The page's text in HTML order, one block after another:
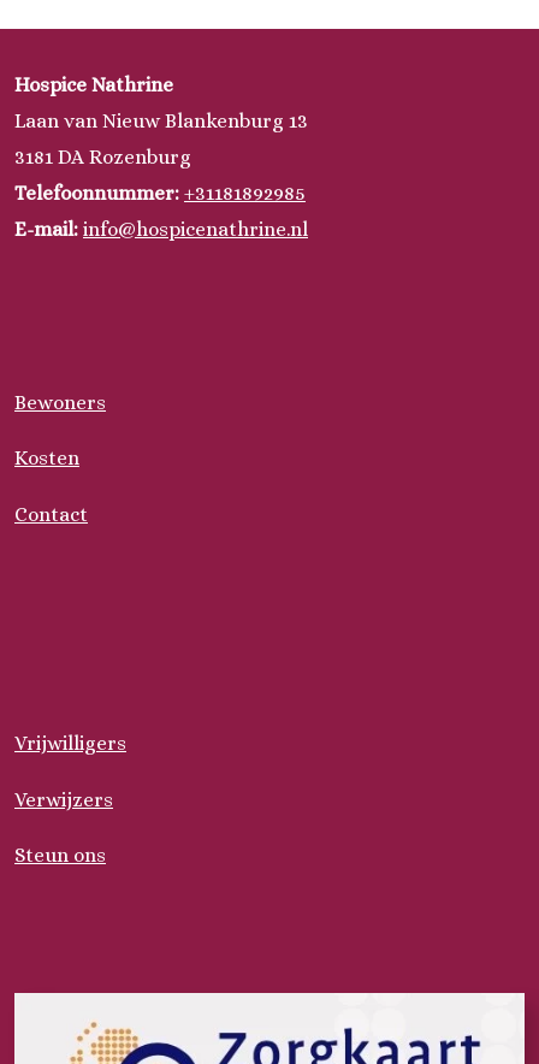
Hospice Nathrine
Laan van Nieuw Blankenburg 13
3181 DA Rozenburg
Telefoonnummer: +31181892985
E-mail: info@hospicenathrine.nl
Bewoners
Kosten
Contact
Vrijwilligers
Verwijzers
Steun ons